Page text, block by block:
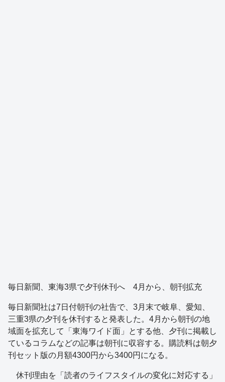
毎日新聞、東海3県で夕刊休刊へ 4月から、朝刊拡充
毎日新聞社は7日付朝刊の社告で、3月末で岐阜、愛知、
三重3県の夕刊を休刊すると発表した。4月から朝刊の地
域面を拡充して「東海ワイド面」とする他、夕刊に掲載し
ているコラムなどの記事は朝刊に収容する。購読料は朝夕
刊セット版の月額4300円から3400円になる。
休刊理由を「読者のライフスタイルの変化に対応する」